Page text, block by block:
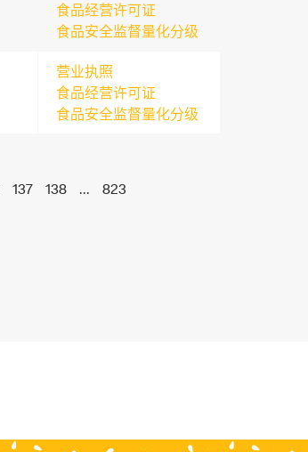
食品经营许可证
食品安全监督量化分级
营业执照
食品经营许可证
食品安全监督量化分级
137 138 ... 823